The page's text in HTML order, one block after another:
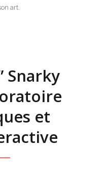
art.
Snarky
et